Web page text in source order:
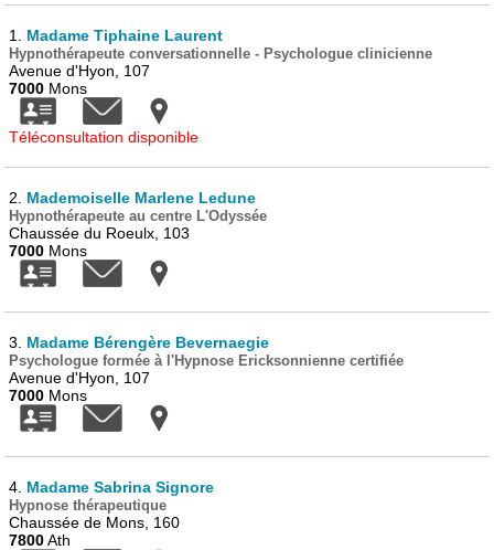
1. Madame Tiphaine Laurent
Hypnothérapeute conversationnelle - Psychologue clinicienne
Avenue d'Hyon, 107
7000 Mons
Téléconsultation disponible
2. Mademoiselle Marlene Ledune
Hypnothérapeute au centre L'Odyssée
Chaussée du Roeulx, 103
7000 Mons
3. Madame Bérengère Bevernaegie
Psychologue formée à l'Hypnose Ericksonnienne certifiée
Avenue d'Hyon, 107
7000 Mons
4. Madame Sabrina Signore
Hypnose thérapeutique
Chaussée de Mons, 160
7800Ath